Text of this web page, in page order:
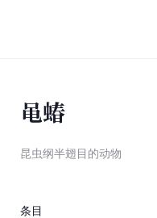
黾蝽
昆虫纲半翅目的动物
条目